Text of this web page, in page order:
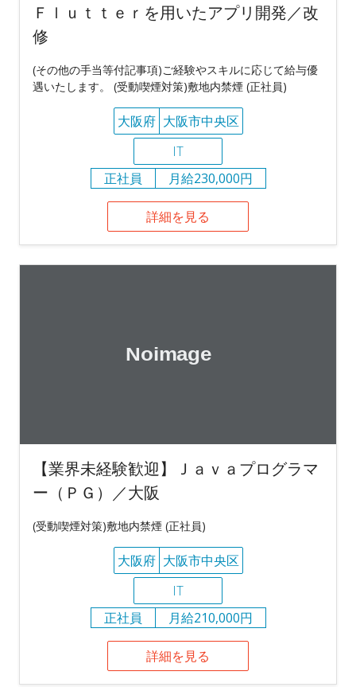
Ｆｌｕｔｔｅｒを用いたアプリ開発／改
修
(その他の手当等付記事項)ご経験やスキルに応じて給与優
遇いたします。 (受動喫煙対策)敷地内禁煙 (正社員)
大阪府 大阪市中央区
IT
正社員
月給230,000円
詳細を見る
【業界未経験歓迎】Ｊａｖａプログラマ
ー（ＰＧ）／大阪
(受動喫煙対策)敷地内禁煙 (正社員)
大阪府 大阪市中央区
IT
正社員
月給210,000円
詳細を見る